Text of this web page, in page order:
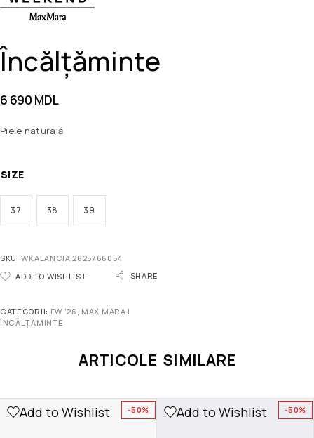
Încălțăminte
6 690 MDL
Piele naturală
SIZE
37 38 39
SKU:WKALANCIA 2625766054
ADD TO WISHLIST
SHARE
CATEGORII: FW '26 , MAX MARA |
ÎNCĂLȚĂMINTE
ARTICOLE SIMILARE
-50%
Add to Wishlist -50%
Add to Wishlist